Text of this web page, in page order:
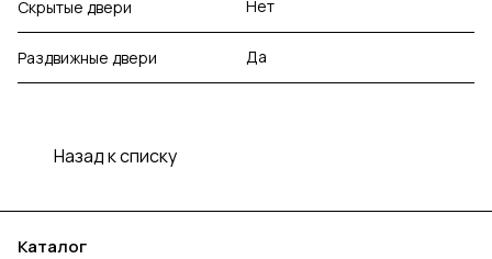
Скрытые двери Нет
Раздвижные двери Да
Назад к списку
Каталог